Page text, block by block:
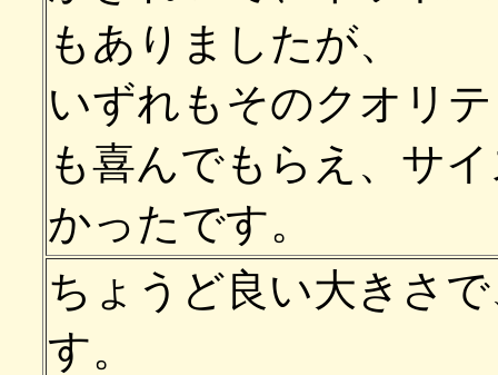
もありましたが、
いずれもそのクオリ
も喜んでもらえ、サ
かったです。
ちょうど良い大きさ
す。